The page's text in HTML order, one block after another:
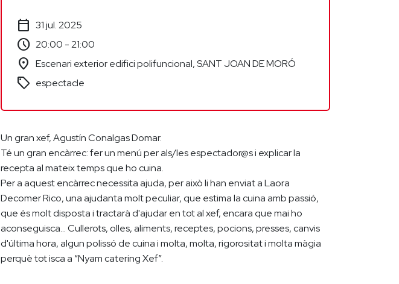
calendar_today 31 jul. 2025
schedule 20:00 - 21:00
location_on Escenari exterior edifici polifuncional, SANT JOAN DE MORÓ
sell espectacle
Un gran xef, Agustín Conalgas Domar.
Té un gran encàrrec: fer un menú per als/les espectador@s i explicar la
recepta al mateix temps que ho cuina.
Per a aquest encàrrec necessita ajuda, per això li han enviat a Laora
Decomer Rico, una ajudanta molt peculiar, que estima la cuina amb passió,
que és molt disposta i tractarà d'ajudar en tot al xef, encara que mai ho
aconseguisca... Cullerots, olles, aliments, receptes, pocions, presses, canvis
d'última hora, algun polissó de cuina i molta, molta, rigorositat i molta màgia
perquè tot isca a “Nyam catering Xef”.